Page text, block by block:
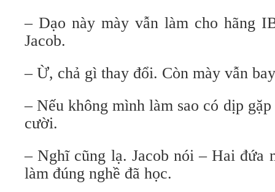
– Dạo này mày vẫn làm cho hãng
Jacob.
– Ừ, chả gì thay đổi. Còn mày vẫn
– Nếu không mình làm sao có dịp
cười.
– Nghĩ cũng lạ. Jacob nói – Hai đứa
làm đúng nghề đã học.